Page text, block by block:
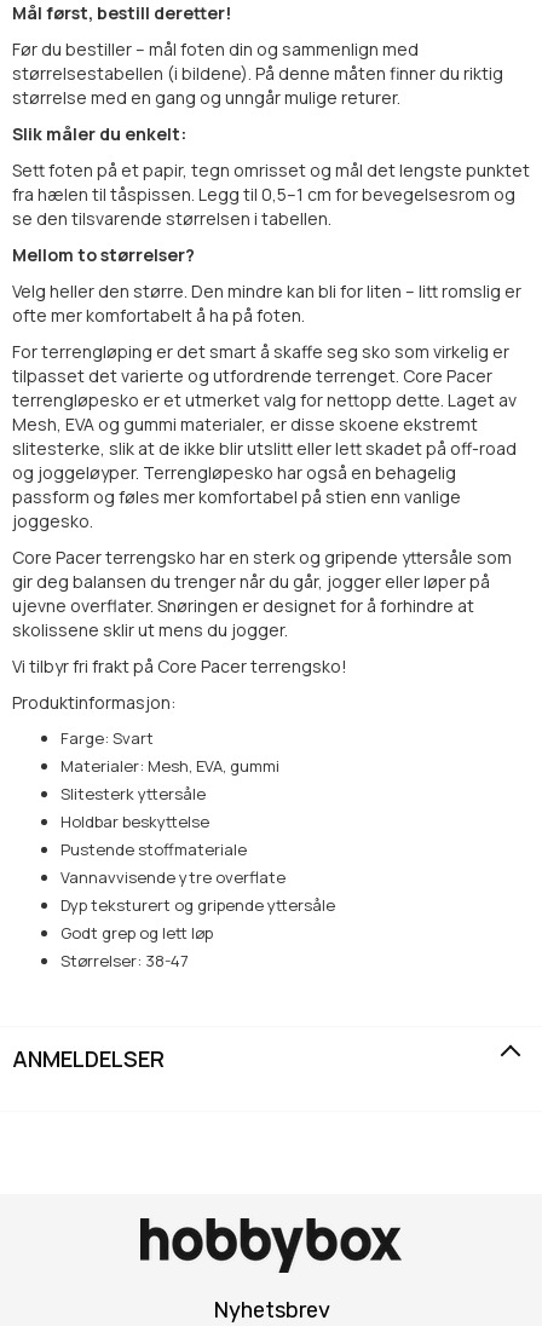
Mål først, bestill deretter!
Før du bestiller – mål foten din og sammenlign med
størrelsestabellen (i bildene). På denne måten finner du riktig
størrelse med en gang og unngår mulige returer.
Slik måler du enkelt:
Sett foten på et papir, tegn omrisset og mål det lengste punktet
fra hælen til tåspissen. Legg til 0,5–1 cm for bevegelsesrom og
se den tilsvarende størrelsen i tabellen.
Mellom to størrelser?
Velg heller den større. Den mindre kan bli for liten – litt romslig er
ofte mer komfortabelt å ha på foten.
For terrengløping er det smart å skaffe seg sko som virkelig er
tilpasset det varierte og utfordrende terrenget. Core Pacer
terrengløpesko er et utmerket valg for nettopp dette. Laget av
Mesh, EVA og gummi materialer, er disse skoene ekstremt
slitesterke, slik at de ikke blir utslitt eller lett skadet på off-road
og joggeløyper. Terrengløpesko har også en behagelig
passform og føles mer komfortabel på stien enn vanlige
joggesko.
Core Pacer terrengsko har en sterk og gripende yttersåle som
gir deg balansen du trenger når du går, jogger eller løper på
ujevne overflater. Snøringen er designet for å forhindre at
skolissene sklir ut mens du jogger.
Vi tilbyrfri fraktpå Core Pacer terrengsko!
Produktinformasjon:
Farge: Svart
Materialer: Mesh, EVA, gummi
Slitesterk yttersåle
Holdbar beskyttelse
Pustende stoffmateriale
Vannavvisende ytre overflate
Dyp teksturert og gripende yttersåle
Godt grep og lett løp
Størrelser: 38-47
ANMELDELSER
Nyhetsbrev